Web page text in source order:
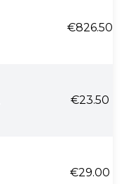
€826.50
€23.50
€29.00